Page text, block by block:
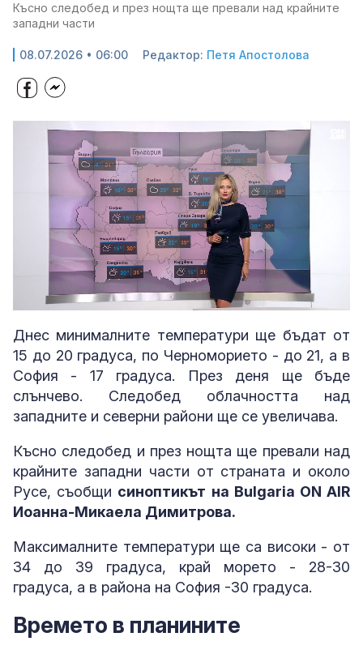
Късно следобед и през нощта ще превали над крайните
западни части
08.07.2026 • 06:00 Редактор: Петя Апостолова
Loaded
Днес минималните температури ще бъдат от
15 до 20 градуса, по Черноморието - до 21, а в
София - 17 градуса. През деня ще бъде
слънчево. Следобед облачността над
западните и северни райони ще се увеличава.
Късно следобед и през нощта ще превали над
крайните западни части от страната и около
Русе, съобщи синоптикът на Bulgaria ON AIR
Иоанна-Микаела Димитрова.
Максималните температури ще са високи - от
34 до 39 градуса, край морето - 28-30
градуса, а в района на София -30 градуса.
Времето в планините